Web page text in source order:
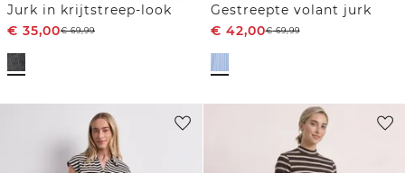
Jurk in krijtstreep-look
€ 35,00€69,99
Gestreepte volant jurk
€ 42,00€69,99